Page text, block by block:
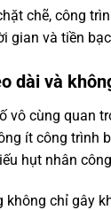
chẽ, công
gian và tiền
dài và
vô cùng quan
ít công trình
hụt nhân
chỉ gây